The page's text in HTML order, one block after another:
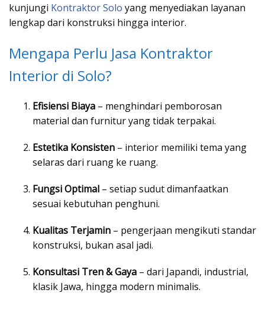
kunjungi Kontraktor Solo yang menyediakan layanan
lengkap dari konstruksi hingga interior.
Mengapa Perlu Jasa Kontraktor
Interior di Solo?
Efisiensi Biaya – menghindari pemborosan
material dan furnitur yang tidak terpakai.
Estetika Konsisten – interior memiliki tema yang
selaras dari ruang ke ruang.
Fungsi Optimal – setiap sudut dimanfaatkan
sesuai kebutuhan penghuni.
Kualitas Terjamin – pengerjaan mengikuti standar
konstruksi, bukan asal jadi.
Konsultasi Tren & Gaya – dari Japandi, industrial,
klasik Jawa, hingga modern minimalis.